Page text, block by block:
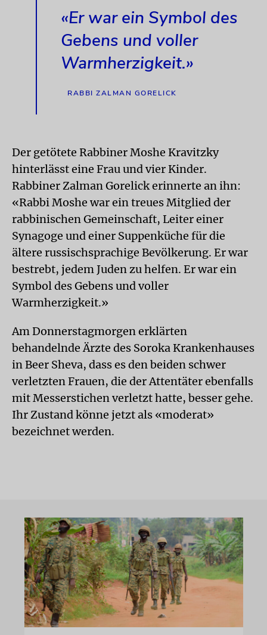
«Er war ein Symbol des
Gebens und voller
Warmherzigkeit.»
RABBI ZALMAN GORELICK
Der getötete Rabbiner Moshe Kravitzky
hinterlässt eine Frau und vier Kinder.
Rabbiner Zalman Gorelick erinnerte an ihn:
«Rabbi Moshe war ein treues Mitglied der
rabbinischen Gemeinschaft, Leiter einer
Synagoge und einer Suppenküche für die
ältere russischsprachige Bevölkerung. Er war
bestrebt, jedem Juden zu helfen. Er war ein
Symbol des Gebens und voller
Warmherzigkeit.»
Am Donnerstagmorgen erklärten
behandelnde Ärzte des Soroka Krankenhauses
in Beer Sheva, dass es den beiden schwer
verletzten Frauen, die der Attentäter ebenfalls
mit Messerstichen verletzt hatte, besser gehe.
Ihr Zustand könne jetzt als «moderat»
bezeichnet werden.